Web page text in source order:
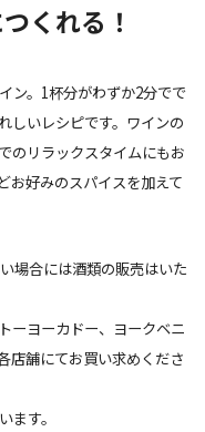
くれる！
ン。1杯分がわずか2分でで
しいレシピです。ワインの
のリラックスタイムにもお
お好みのスパイスを加えて
場合には酒類の販売はいた
ーヨーカドー、ヨークベニ
店舗にてお買い求めくださ
す。